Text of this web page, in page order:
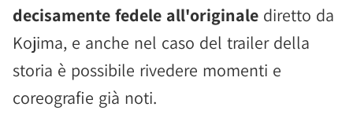
decisamente fedele all'originale diretto da
Kojima, e anche nel caso del trailer della
storia è possibile rivedere momenti e
coreografie già noti.